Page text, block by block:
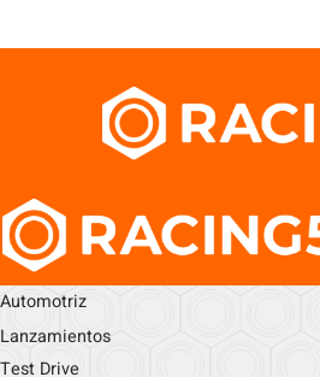
Automotriz
Lanzamientos
Test Drive